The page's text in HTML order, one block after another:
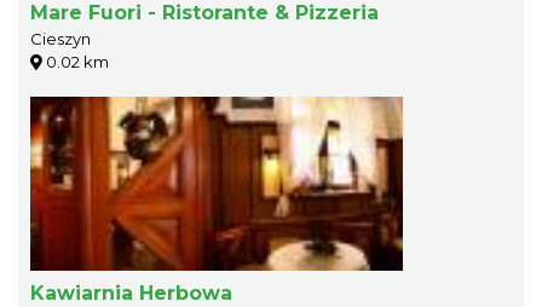
Mare Fuori - Ristorante & Pizzeria
Cieszyn
0.02 km
Kawiarnia Herbowa